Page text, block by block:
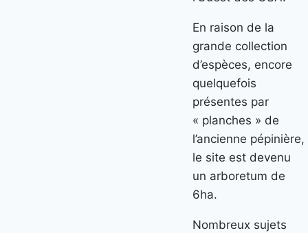
En raison de la
grande collection
d’espèces, encore
quelquefois
présentes par
« planches » de
l’ancienne pépinière,
le site est devenu
un arboretum de
6ha.
Nombreux sujets